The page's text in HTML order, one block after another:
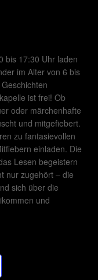
bis 17:30 Uhr laden
im Alter von 6 bis
ist frei! Ob
oder märchenhafte
und mitgefiebert.
zu fantasievollen
einladen. Die
Lesen begeistern
nur zugehört – die
sich über die
und